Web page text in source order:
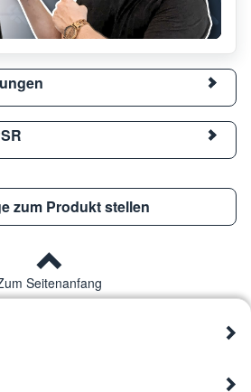
zum Produkt stellen
Seitenanfang